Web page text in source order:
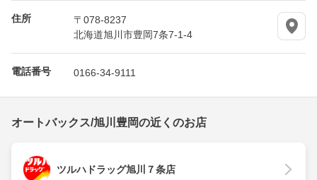
住所
〒078-8237
北海道旭川市豊岡7条7-1-4
電話番号 0166-34-9111
オートバックス/旭川豊岡の近くのお店
ツルハドラッグ旭川７条店